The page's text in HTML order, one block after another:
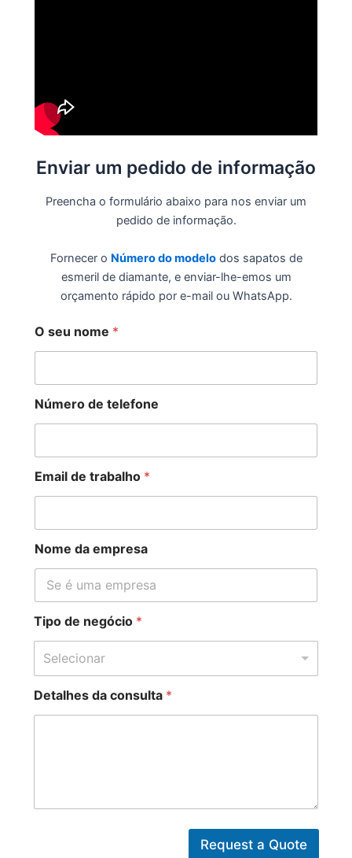
Enviar um pedido de informação
Preencha o formulário abaixo para nos enviar um
pedido de informação.
Fornecer o Número do modelodos sapatos de
esmeril de diamante, e enviar-lhe-emos um
orçamento rápido por e-mail ou WhatsApp.
O seu nome *
Número de telefone
Email de trabalho *
Nome da empresa
Tipo de negócio *
Selecionar
Detalhes da consulta *
Request a Quote